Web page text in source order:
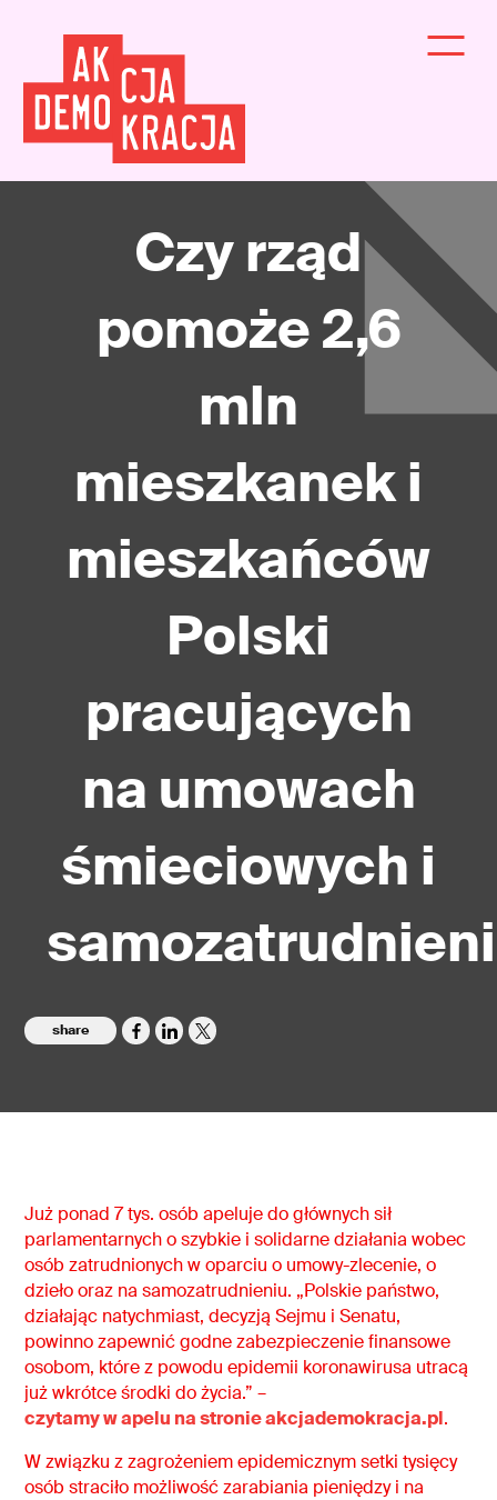
Czy rząd
pomoże 2,6
mln
mieszkanek i
mieszkańców
Polski
pracujących
na umowach
śmieciowych i
share
Już ponad 7 tys. osób apeluje do głównych sił
parlamentarnych o szybkie i solidarne działania wobec
osób zatrudnionych w oparciu o umowy-zlecenie, o
dzieło oraz na samozatrudnieniu. „Polskie państwo,
działając natychmiast, decyzją Sejmu i Senatu,
powinno zapewnić godne zabezpieczenie finansowe
osobom, które z powodu epidemii koronawirusa utracą
już wkrótce środki do życia.” –
czytamy w apelu na stronie akcjademokracja.pl.
W związku z zagrożeniem epidemicznym setki tysięcy
osób straciło możliwość zarabiania pieniędzy i na